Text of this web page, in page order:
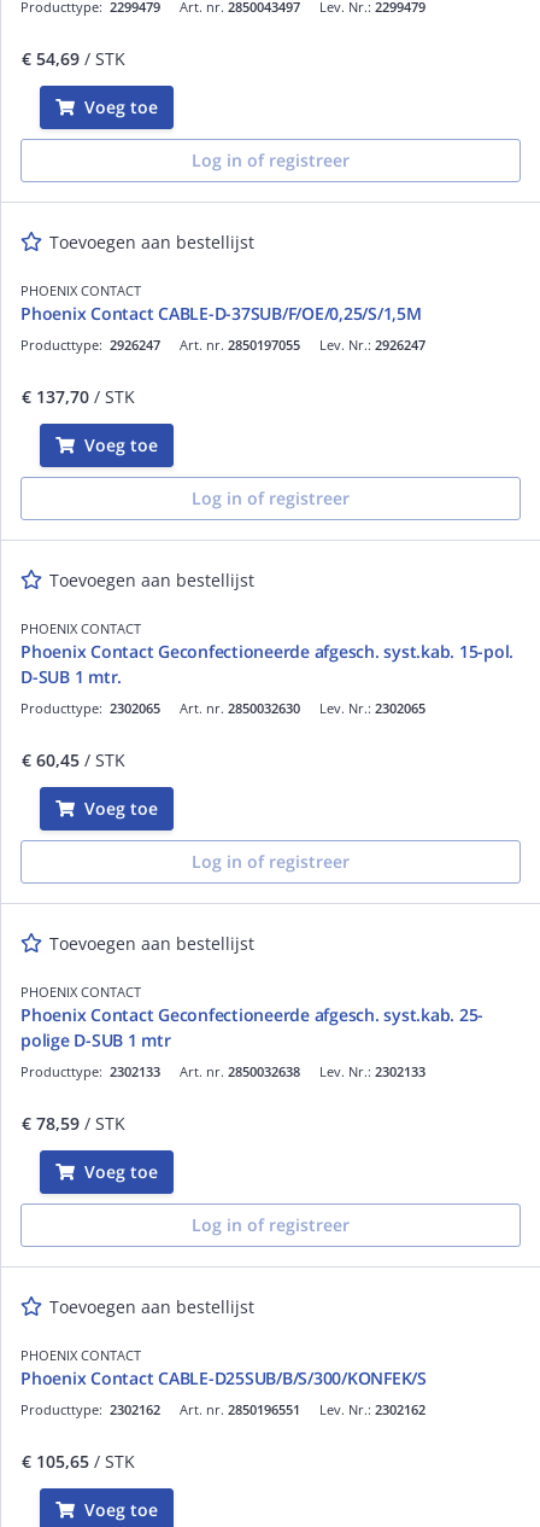
Art. nr. 2850043497
Producttype: 2299479 Lev. Nr.: 2299479
€ 54,69 / STK
Voeg toe
Log in of registreer
Toevoegen aan bestellijst
PHOENIX CONTACT
Phoenix Contact CABLE-D-37SUB/F/OE/0,25/S/1,5M
Art. nr. 2850197055
Producttype: 2926247 Lev. Nr.: 2926247
€ 137,70 / STK
Voeg toe
Log in of registreer
Toevoegen aan bestellijst
PHOENIX CONTACT
Phoenix Contact Geconfectioneerde afgesch. syst.kab. 15-pol.
D-SUB 1 mtr.
Art. nr. 2850032630
Producttype: 2302065 Lev. Nr.: 2302065
€ 60,45 / STK
Voeg toe
Log in of registreer
Toevoegen aan bestellijst
PHOENIX CONTACT
Phoenix Contact Geconfectioneerde afgesch. syst.kab. 25-
polige D-SUB 1 mtr
Art. nr. 2850032638
Producttype: 2302133 Lev. Nr.: 2302133
€ 78,59 / STK
Voeg toe
Log in of registreer
Toevoegen aan bestellijst
PHOENIX CONTACT
Phoenix Contact CABLE-D25SUB/B/S/300/KONFEK/S
Art. nr. 2850196551
Producttype: 2302162 Lev. Nr.: 2302162
€ 105,65 / STK
Voeg toe